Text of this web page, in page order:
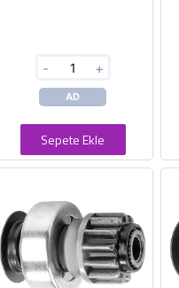
- +
AD
Sepete Ekle